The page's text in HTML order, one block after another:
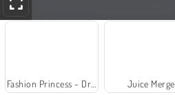
Juice Merge